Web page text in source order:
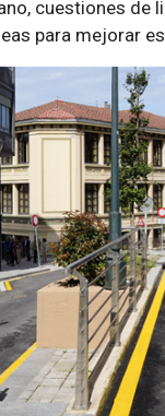
cuestiones de
para mejorar